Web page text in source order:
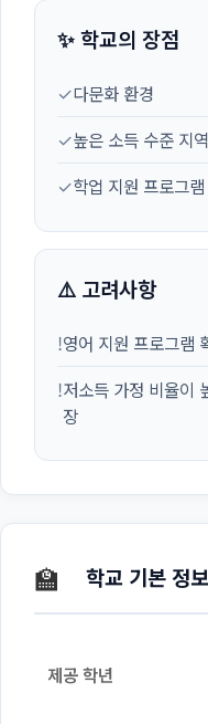
✨ 학교의 장점
✓다문화 환경
✓높은 소득 수준 지역
✓학업 지원 프로그
⚠️ 고려사항
!영어 지원 프로그램
!저소득 가정 비율이
장
🏫 학교 기본 정보
제공 학년